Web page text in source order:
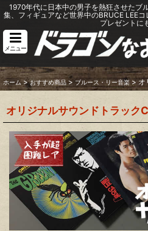
1970年代に日本中の男子を熱狂させたブ
集、フィギュアなど世界中のBRUCE LEE
プレゼントに
メニュー
ホーム > おすすめ商品 > ブルース・リー音楽 > オ
オリジナルサウンドトラック